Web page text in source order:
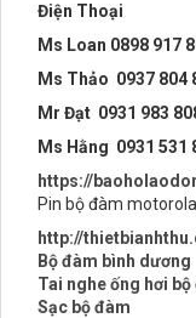
Điện Thoại
Ms Loan 0898 917
Ms Thảo 0937 804
Mr Đạt 0931 983
Ms Hằng 0931 531
https://
Pin bộ đàm
http://
Bộ đàm bình dương
Tai nghe ống hơi bộ
Sạc bộ đàm